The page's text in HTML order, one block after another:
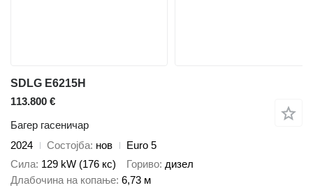
SDLG E6215H
113.800 €
Багер гасеничар
2024
Состојба нов
Euro 5
Сила 129 kW (176 кс) Гориво дизел
Длабочина на копање 6,73 м